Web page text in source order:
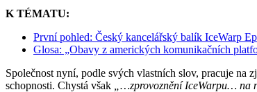
K TÉMATU:
První pohled: Český kancelářský balík IceWarp
Glosa: „Obavy z amerických komunikačních
Společnost nyní, podle svých vlastních slov, pracuje na
schopnosti. Chystá však „…zprovoznění IceWarpu… na